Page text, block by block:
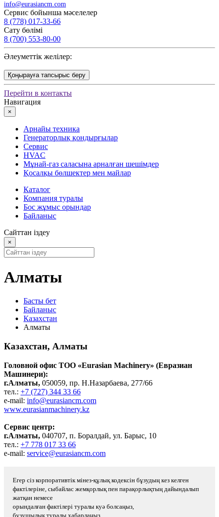
info@eurasiancm.com
Сервис бойынша мәселелер
8 (778) 017-33-66
Сату бөлімі
8 (700) 553-80-00
Әлеуметтік желілер:
Қоңырауға тапсырыс беру
Перейти в контакты
Навигация
×
Арнайы техника
Генераторлық қондырғылар
Сервис
HVAC
Мұнай-газ саласына арналған шешімдер
Қосалқы бөлшектер мен майлар
Каталог
Компания туралы
Бос жұмыс орындар
Байланыс
Сайттан іздеу
×
Алматы
Басты бет
Байланыс
Казахстан
Алматы
Казахстан, Алматы
Головной офис ТОО «Eurasian Machinery» (Евразиан
Машинери):
г.Алматы, 050059, пр. Н.Назарбаева, 277/66
тел.: +7 (727) 344 33 66
e-mail: info@eurasiancm.com
www.eurasianmachinery.kz
Сервис центр:
г.Алматы, 040707, п. Боралдай, ул. Барыс, 10
тел.: +7 778 017 33 66
e-mail: service@eurasiancm.com
Егер сіз корпоративтік мінез-құлық кодексін бұзудың кез келген
фактілеріне, сыбайлас жемқорлық пен парақорлықтың дайындалып
жатқан немесе
орындалған фактілері туралы куә болсаңыз,
бұзушылық туралы хабарлаңыз.